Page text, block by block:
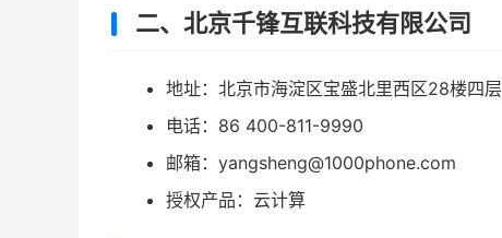
二、北京千锋互联科技有限公司
地址： 北京市海淀区宝盛北里西区28楼四层
电话：86 400-811-9990
邮箱：yangsheng@1000phone.com
授权产品：云计算